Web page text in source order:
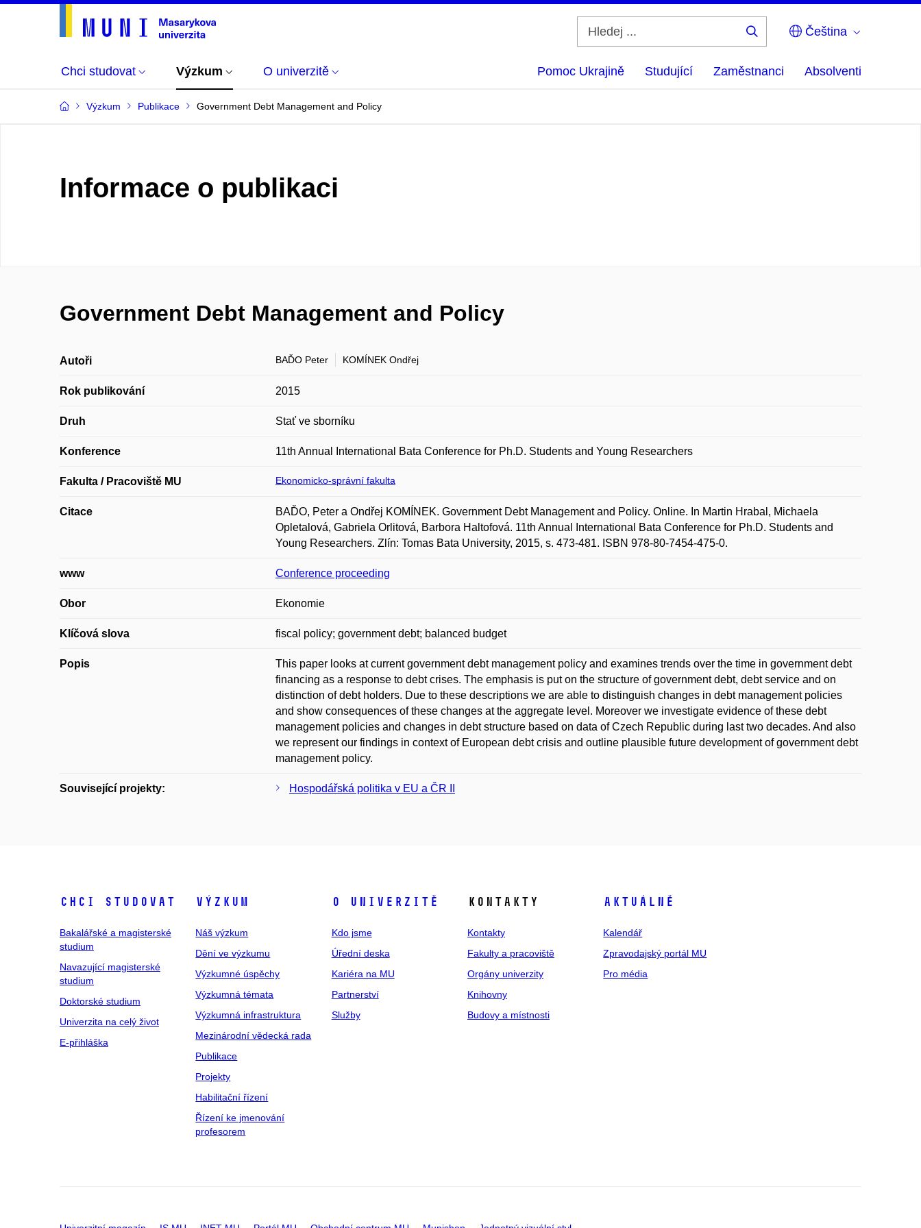
Čeština
Chci studovat Výzkum O univerzitě Pomoc Ukrajině Studující Zaměstnanci Absolventi
Výzkum Publikace Government Debt Management and Policy
Informace o publikaci
Government Debt Management and Policy
Autoři BAĎO Peter KOMÍNEK Ondřej
Rok publikování 2015
Druh Stať ve sborníku
Konference 11th Annual International Bata Conference for Ph.D. Students and Young Researchers
Fakulta / Pracoviště MU Ekonomicko-správní fakulta
Citace
BAĎO, Peter a Ondřej KOMÍNEK. Government Debt Management and Policy. Online. In Martin Hrabal, Michaela
Opletalová, Gabriela Orlitová, Barbora Haltofová. 11th Annual International Bata Conference for Ph.D. Students and
Young Researchers. Zlín: Tomas Bata University, 2015, s. 473-481. ISBN 978-80-7454-475-0.
www Conference proceeding
Obor Ekonomie
Klíčová slova fiscal policy; government debt; balanced budget
Popis
This paper looks at current government debt management policy and examines trends over the time in government debt
financing as a response to debt crises. The emphasis is put on the structure of government debt, debt service and on
distinction of debt holders. Due to these descriptions we are able to distinguish changes in debt management policies
and show consequences of these changes at the aggregate level. Moreover we investigate evidence of these debt
management policies and changes in debt structure based on data of Czech Republic during last two decades. And also
we represent our findings in context of European debt crisis and outline plausible future development of government debt
management policy.
Související projekty: Hospodářská politika v EU a ČR II
Chci studovat
Bakalářské a magisterské
studium
Navazující magisterské
studium
Doktorské studium
Univerzita na celý život
E-přihláška
Výzkum
Náš výzkum
Dění ve výzkumu
Výzkumné úspěchy
Výzkumná témata
Výzkumná infrastruktura
Mezinárodní vědecká rada
Publikace
Projekty
Habilitační řízení
Řízení ke jmenování
profesorem
O univerzitě
Kdo jsme
Úřední deska
Kariéra na MU
Partnerství
Služby
Kontakty
Kontakty
Fakulty a pracoviště
Orgány univerzity
Knihovny
Budovy a místnosti
Aktuálně
Kalendář
Zpravodajský portál MU
Pro média